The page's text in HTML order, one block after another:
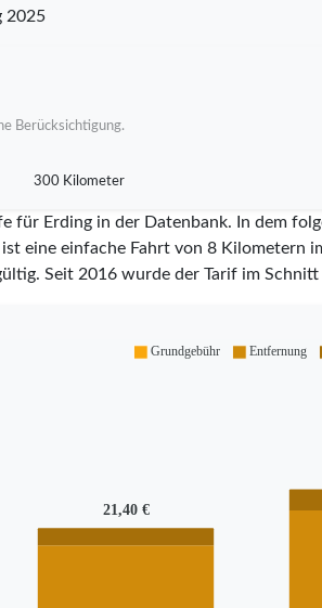
2025
Berücksichtigung.
300 Kilometer
für Erding in der Datenbank. In dem
eine einfache Fahrt von 8 Kilometern
Seit 2016wurde der Tarif im Schnitt
21,40 €
Grundgebühr Entfernung